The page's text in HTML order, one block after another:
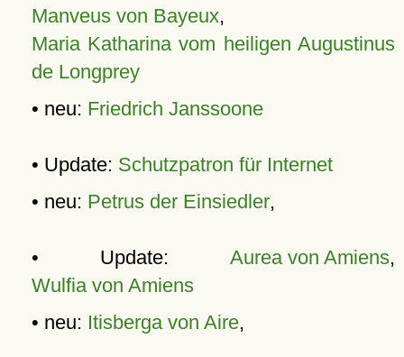
Manveus von Bayeux,
Maria Katharina vom heiligen Augustinus
de Longprey
• neu: Friedrich Janssoone
• Update: Schutzpatron für Internet
• neu: Petrus der Einsiedler,
• Update: Aurea von Amiens,
Wulfia von Amiens
• neu: Itisberga von Aire,